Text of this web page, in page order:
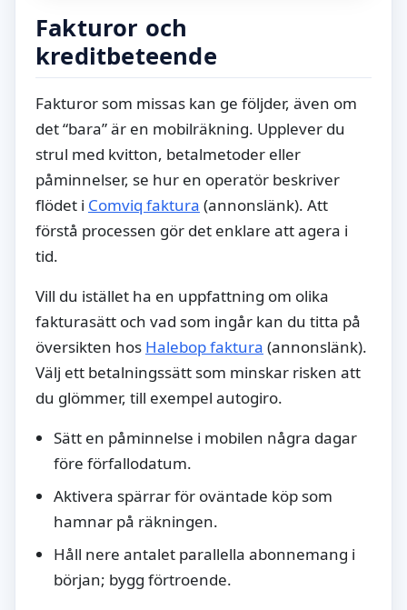
Fakturor och
kreditbeteende
Fakturor som missas kan ge följder, även om
det “bara” är en mobilräkning. Upplever du
strul med kvitton, betalmetoder eller
påminnelser, se hur en operatör beskriver
flödet i Comviq faktura (annonslänk). Att
förstå processen gör det enklare att agera i
tid.
Vill du istället ha en uppfattning om olika
fakturasätt och vad som ingår kan du titta på
översikten hos Halebop faktura (annonslänk).
Välj ett betalningssätt som minskar risken att
du glömmer, till exempel autogiro.
Sätt en påminnelse i mobilen några dagar
före förfallodatum.
Aktivera spärrar för oväntade köp som
hamnar på räkningen.
Håll nere antalet parallella abonnemang i
början; bygg förtroende.